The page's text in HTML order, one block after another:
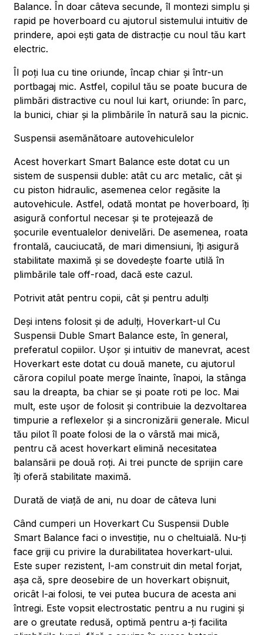
Balance. În doar câteva secunde, îl montezi simplu și
rapid pe hoverboard cu ajutorul sistemului intuitiv de
prindere, apoi ești gata de distracție cu noul tău kart
electric.
Îl poți lua cu tine oriunde, încap chiar și într-un
portbagaj mic. Astfel, copilul tău se poate bucura de
plimbări distractive cu noul lui kart, oriunde: în parc,
la bunici, chiar și la plimbările în natură sau la picnic.
Suspensii asemănătoare autovehiculelor
Acest hoverkart Smart Balance este dotat cu un
sistem de suspensii duble: atât cu arc metalic, cât și
cu piston hidraulic, asemenea celor regăsite la
autovehicule. Astfel, odată montat pe hoverboard, îți
asigură confortul necesar și te protejează de
șocurile eventualelor denivelări. De asemenea, roata
frontală, cauciucată, de mari dimensiuni, îți asigură
stabilitate maximă și se dovedește foarte utilă în
plimbările tale off-road, dacă este cazul.
Potrivit atât pentru copii, cât și pentru adulți
Deși intens folosit și de adulți, Hoverkart-ul Cu
Suspensii Duble Smart Balance este, în general,
preferatul copiilor. Ușor și intuitiv de manevrat, acest
Hoverkart este dotat cu două manete, cu ajutorul
cărora copilul poate merge înainte, înapoi, la stânga
sau la dreapta, ba chiar se și poate roti pe loc. Mai
mult, este ușor de folosit și contribuie la dezvoltarea
timpurie a reflexelor și a sincronizării generale. Micul
tău pilot îl poate folosi de la o vârstă mai mică,
pentru că acest hoverkart elimină necesitatea
balansării pe două roți. Ai trei puncte de sprijin care
îți oferă stabilitate maximă.
Durată de viață de ani, nu doar de câteva luni
Când cumperi un Hoverkart Cu Suspensii Duble
Smart Balance faci o investiție, nu o cheltuială. Nu-ți
face griji cu privire la durabilitatea hoverkart-ului.
Este super rezistent, l-am construit din metal forjat,
așa că, spre deosebire de un hoverkart obișnuit,
oricât l-ai folosi, te vei putea bucura de acesta ani
întregi. Este vopsit electrostatic pentru a nu rugini și
are o greutate redusă, optimă pentru a-ți facilita